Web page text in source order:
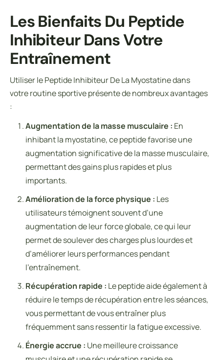
Les Bienfaits Du Peptide
Inhibiteur Dans Votre
Entraînement
Utiliser le Peptide Inhibiteur De La Myostatine dans
votre routine sportive présente de nombreux avantages
:
Augmentation de la masse musculaire : En
inhibant la myostatine, ce peptide favorise une
augmentation significative de la masse musculaire,
permettant des gains plus rapides et plus
importants.
Amélioration de la force physique : Les
utilisateurs témoignent souvent d’une
augmentation de leur force globale, ce qui leur
permet de soulever des charges plus lourdes et
d’améliorer leurs performances pendant
l’entraînement.
Récupération rapide : Le peptide aide également à
réduire le temps de récupération entre les séances,
vous permettant de vous entraîner plus
fréquemment sans ressentir la fatigue excessive.
Énergie accrue : Une meilleure croissance